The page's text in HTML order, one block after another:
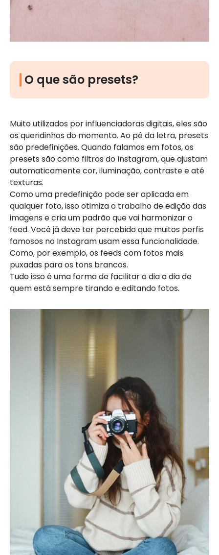
O que são presets?
Muito utilizados por influenciadoras digitais, eles são
os queridinhos do momento. Ao pé da letra, presets
são predefinições. Quando falamos em fotos, os
presets são como filtros do Instagram, que ajustam
automaticamente cor, iluminação, contraste e até
texturas.
Como uma predefinição pode ser aplicada em
qualquer foto, isso otimiza o trabalho de edição das
imagens e cria um padrão que vai harmonizar o
feed. Você já deve ter percebido que muitos perfis
famosos no Instagram usam essa funcionalidade.
Como, por exemplo, os feeds com fotos mais
puxadas para os tons brancos.
Tudo isso é uma forma de facilitar o dia a dia de
quem está sempre tirando e editando fotos.